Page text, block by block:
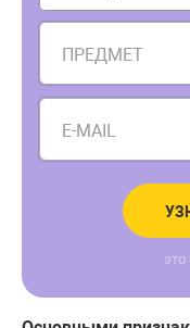
ПРЕДМЕТ
E-MAIL